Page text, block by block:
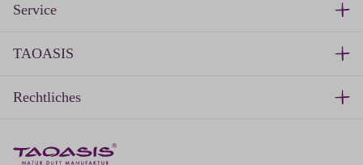
Service
TAOASIS
Rechtliches